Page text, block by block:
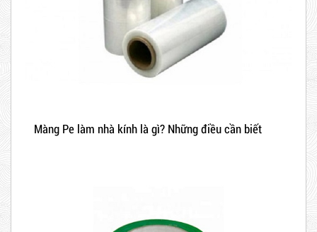
Màng Pe làm nhà kính là gì? Những điều cần biết